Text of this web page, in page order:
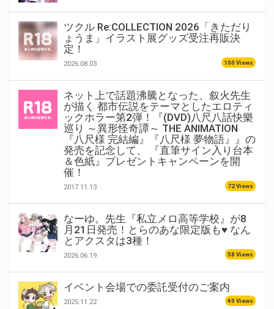
ツクル Re:COLLECTION 2026「きただり
ょうま」イラスト展グッズ受注再販決
定！
2026.08.03 100 Views
ネット上で話題沸騰となった、叙火先生
が描く 都市伝説をテーマとしたエロティ
ックホラー第2弾！『(DVD)八尺八話快樂
巡り ～異形怪奇譚～ THE ANIMATION
『八尺様 完結編』『八尺様 夢物語』』の
発売を記念して、 『直筆サイン入り台本
＆色紙』プレゼントキャンペーンを開
催！
2017.11.13 72 Views
なーゆ。先生『私立メロ高等学校』が8
月21日発売！とらのあな限定版も♥ なん
とアクスタは3種！
2026.06.19 58 Views
イベント会場での委託受付のご案内
2025.11.22 40 Views